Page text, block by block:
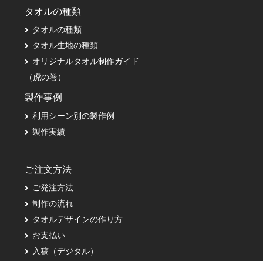
タオルの種類
タオルの種類
タオル生地の種類
オリジナルタオル制作ガイド
（虎の巻）
製作事例
利用シーン別の製作例
製作実績
ご注文方法
ご発注方法
制作の流れ
タオルデザインの作り方
お支払い
入稿（デジタル）